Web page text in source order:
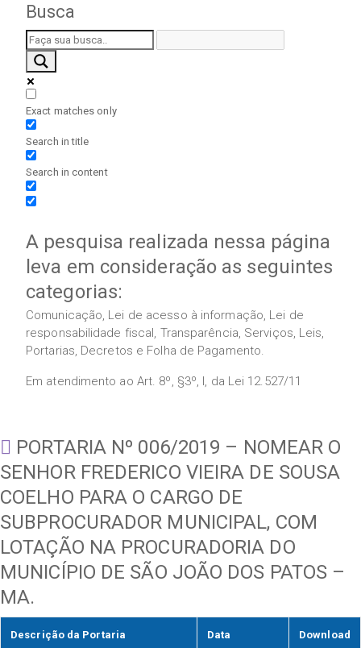
Busca
Exact matches only
Search in title
Search in content
A pesquisa realizada nessa página
leva em consideração as seguintes
categorias:
Comunicação, Lei de acesso à informação, Lei de
responsabilidade fiscal, Transparência, Serviços, Leis,
Portarias, Decretos e Folha de Pagamento.
Em atendimento ao Art. 8º, §3º, I, da Lei 12.527/11
PORTARIA Nº 006/2019 – NOMEAR O
SENHOR FREDERICO VIEIRA DE SOUSA
COELHO PARA O CARGO DE
SUBPROCURADOR MUNICIPAL, COM
LOTAÇÃO NA PROCURADORIA DO
MUNICÍPIO DE SÃO JOÃO DOS PATOS –
MA.
Descrição da Portaria Data Download